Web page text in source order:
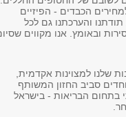
הכבדים - הפיזיים
והערכתנו גם לכל
ובאומץ. אנו מקווים
שלנו למצוינות אקדמית,
סביב החזון המשותף
בתחום הבריאות - בישראל